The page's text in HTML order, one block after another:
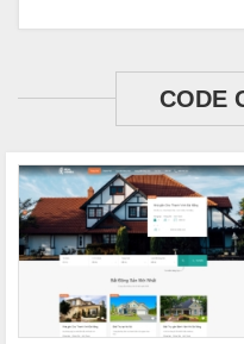
CODE